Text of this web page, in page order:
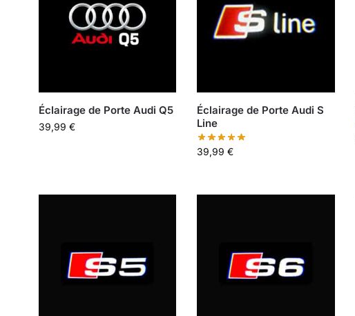
Éclairage de Porte Audi Q5
39,99 €
Éclairage de Porte Audi S
Line
39,99€